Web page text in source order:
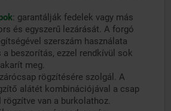
: garantálják fedelek vagy más
és egyszerű lezárását. A forgó
szerszám használata
a beszorítás, ezzel rendkívül sok
meg.
rögzítésére szolgál. A
alátét kombinációjával a csap
van a burkolathoz.